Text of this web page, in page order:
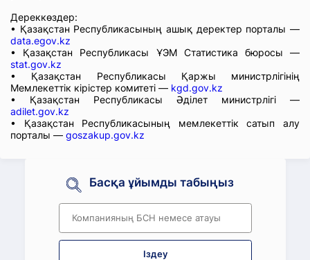
Дереккөздер:
• Қазақстан Республикасының ашық деректер порталы —
data.egov.kz
• Қазақстан Республикасы ҰЭМ Статистика бюросы —
stat.gov.kz
• Қазақстан Республикасы Қаржы министрлігінің
Мемлекеттік кірістер комитеті — kgd.gov.kz
• Қазақстан Республикасы Әділет министрлігі —
adilet.gov.kz
• Қазақстан Республикасының мемлекеттік сатып алу
порталы — goszakup.gov.kz
Басқа ұйымды табыңыз
Іздеу